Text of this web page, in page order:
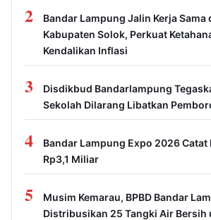
2
Bandar Lampung Jalin Kerja Sama
Kabupaten Solok, Perkuat
Kendalikan Inflasi
3
Disdikbud Bandarlampung
Sekolah Dilarang Libatkan
4
Bandar Lampung Expo 2026 Catat
Rp3,1 Miliar
5
Musim Kemarau, BPBD Bandar
Distribusikan 25 Tangki Air Bersih